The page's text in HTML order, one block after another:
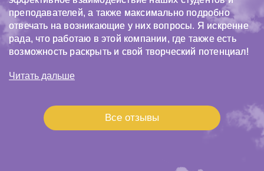
преподавателей, а также максимально подробно
отвечать на возникающие у них вопросы. Я искренне
рада, что работаю в этой компании, где также есть
возможность раскрыть и свой творческий потенциал!
Читать дальше
Все отзывы